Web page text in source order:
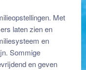
Met
laten zien en
en
Sommige
en geven